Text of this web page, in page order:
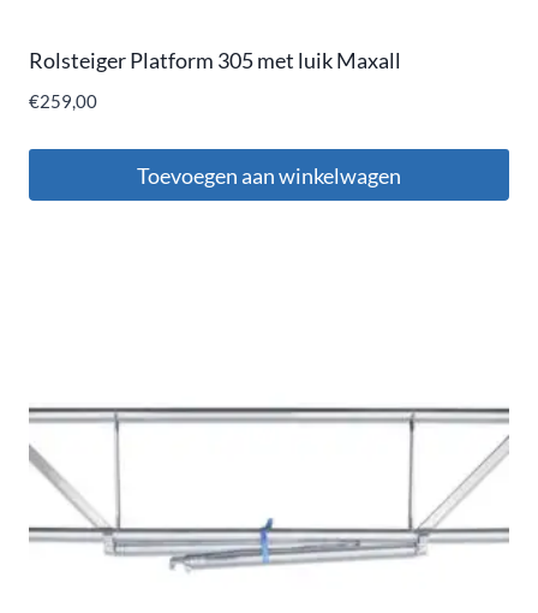
Rolsteiger Platform 305 met luik Maxall
€259,00
Toevoegen aan winkelwagen